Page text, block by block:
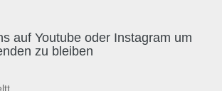
auf Youtube oder Instagram um
zu bleiben